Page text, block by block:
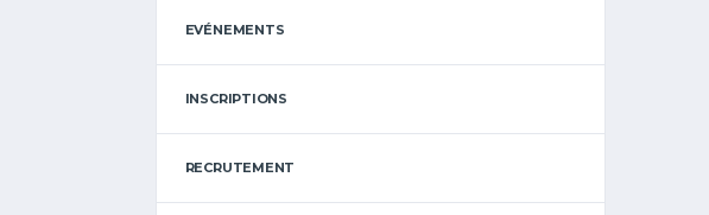
EVÉNEMENTS
INSCRIPTIONS
RECRUTEMENT